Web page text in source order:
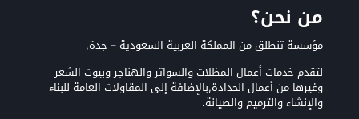
من نحن؟
مؤسسة تنطلق من المملكة العربية السعودية – جدة,
لتقدم خدمات أعمال المظلات والسواتر والهناجر وبيوت الشعر
وغيرها من أعمال الحدادة,بالإضافة إلى المقاولات العامة للبناء
والإنشاء والترميم والصيانة.